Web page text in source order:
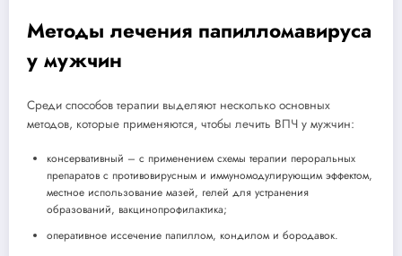
Методы лечения папилломавируса
у мужчин
Среди способов терапии выделяют несколько основных
методов, которые применяются, чтобы лечить ВПЧ у мужчин:
консервативный – с применением схемы терапии пероральных
препаратов с противовирусным и иммуномодулирующим эффектом,
местное использование мазей, гелей для устранения
образований, вакцинопрофилактика;
оперативное иссечение папиллом, кондилом и бородавок.